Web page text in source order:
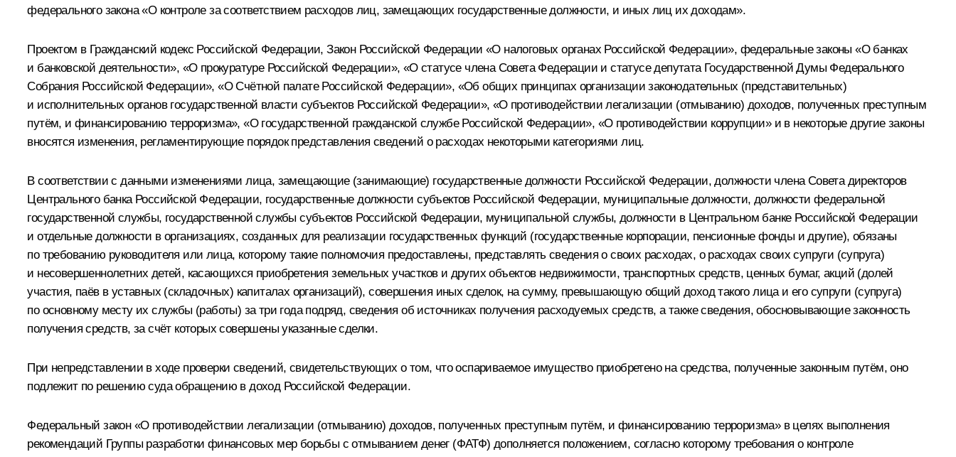
федерального закона «О контроле за соответствием расходов лиц, замещающих государственные должности, и иных лиц их доходам».
Проектом в Гражданский кодекс Российской Федерации, Закон Российской Федерации «О налоговых органах Российской Федерации», федеральные законы «О банках
и банковской деятельности», «О прокуратуре Российской Федерации», «О статусе члена Совета Федерации и статусе депутата Государственной Думы Федерального
Собрания Российской Федерации», «О Счётной палате Российской Федерации», «Об общих принципах организации законодательных (представительных)
и исполнительных органов государственной власти субъектов Российской Федерации», «О противодействии легализации (отмыванию) доходов, полученных преступным
путём, и финансированию терроризма», «О государственной гражданской службе Российской Федерации», «О противодействии коррупции» и в некоторые другие законы
вносятся изменения, регламентирующие порядок представления сведений о расходах некоторыми категориями лиц.
В соответствии с данными изменениями лица, замещающие (занимающие) государственные должности Российской Федерации, должности члена Совета директоров
Центрального банка Российской Федерации, государственные должности субъектов Российской Федерации, муниципальные должности, должности федеральной
государственной службы, государственной службы субъектов Российской Федерации, муниципальной службы, должности в Центральном банке Российской Федерации
и отдельные должности в организациях, созданных для реализации государственных функций (государственные корпорации, пенсионные фонды и другие), обязаны
по требованию руководителя или лица, которому такие полномочия предоставлены, представлять сведения о своих расходах, о расходах своих супруги (супруга)
и несовершеннолетних детей, касающихся приобретения земельных участков и других объектов недвижимости, транспортных средств, ценных бумаг, акций (долей
участия, паёв в уставных (складочных) капиталах организаций), совершения иных сделок, на сумму, превышающую общий доход такого лица и его супруги (супруга)
по основному месту их службы (работы) за три года подряд, сведения об источниках получения расходуемых средств, а также сведения, обосновывающие законность
получения средств, за счёт которых совершены указанные сделки.
При непредставлении в ходе проверки сведений, свидетельствующих о том, что оспариваемое имущество приобретено на средства, полученные законным путём, оно
подлежит по решению суда обращению в доход Российской Федерации.
Федеральный закон «О противодействии легализации (отмыванию) доходов, полученных преступным путём, и финансированию терроризма» в целях выполнения
рекомендаций Группы разработки финансовых мер борьбы с отмыванием денег (ФАТФ) дополняется положением, согласно которому требования о контроле